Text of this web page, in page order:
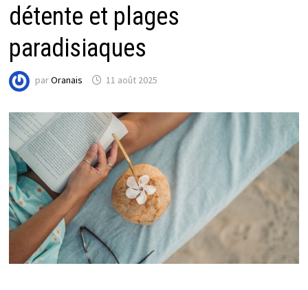
détente et plages
paradisiaques
parOranais 11 août 2025